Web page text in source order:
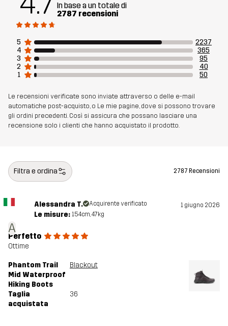
Peso 415g
Numero di
articolo
10411_2613
In base a un totale di
2787 recensioni
5
2237
4
365
3
95
2
40
1
50
Le recensioni verificate sono inviate attraverso o delle e-mail
automatiche post-acquisto, o Le mie pagine, dove si possono trovare
gli ordini precedenti. Così si assicura che possano lasciare una
recensione solo i clienti che hanno acquistato il prodotto.
Filtra e ordina 2787 Recensioni
A
Alessandra T. Acquirente verificato 1 giugno 2026
Le misure: 154cm, 47kg
Perfetto
Ottime
Phantom Trail
Mid Waterproof
Hiking Boots
Blackout
Taglia
acquistata
36